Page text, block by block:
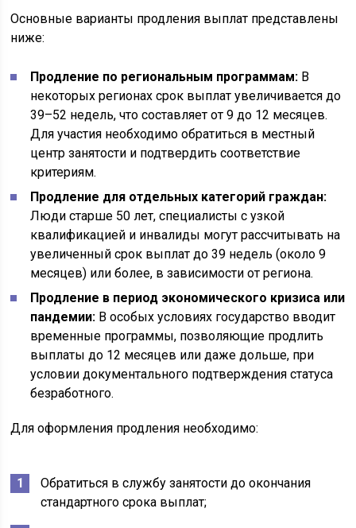
Основные варианты продления выплат представлены
ниже:
Продление по региональным программам: В
некоторых регионах срок выплат увеличивается до
39–52 недель, что составляет от 9 до 12 месяцев.
Для участия необходимо обратиться в местный
центр занятости и подтвердить соответствие
критериям.
Продление для отдельных категорий граждан:
Люди старше 50 лет, специалисты с узкой
квалификацией и инвалиды могут рассчитывать на
увеличенный срок выплат до 39 недель (около 9
месяцев) или более, в зависимости от региона.
Продление в период экономического кризиса или
пандемии: В особых условиях государство вводит
временные программы, позволяющие продлить
выплаты до 12 месяцев или даже дольше, при
условии документального подтверждения статуса
безработного.
Для оформления продления необходимо:
Обратиться в службу занятости до окончания
стандартного срока выплат;